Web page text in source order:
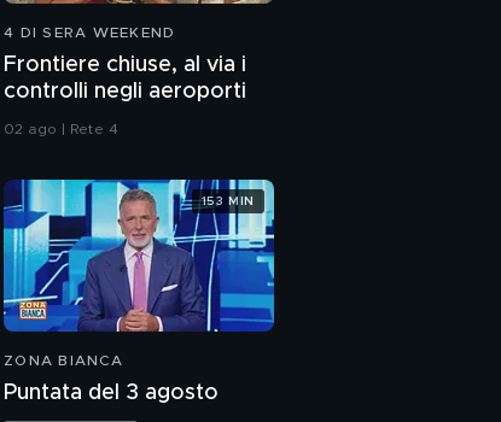
4 DI SERA WEEKEND
Frontiere chiuse, al via i
controlli negli aeroporti
02 ago | Rete 4
ZONA BIANCA
Puntata del 3 agosto
153 MIN